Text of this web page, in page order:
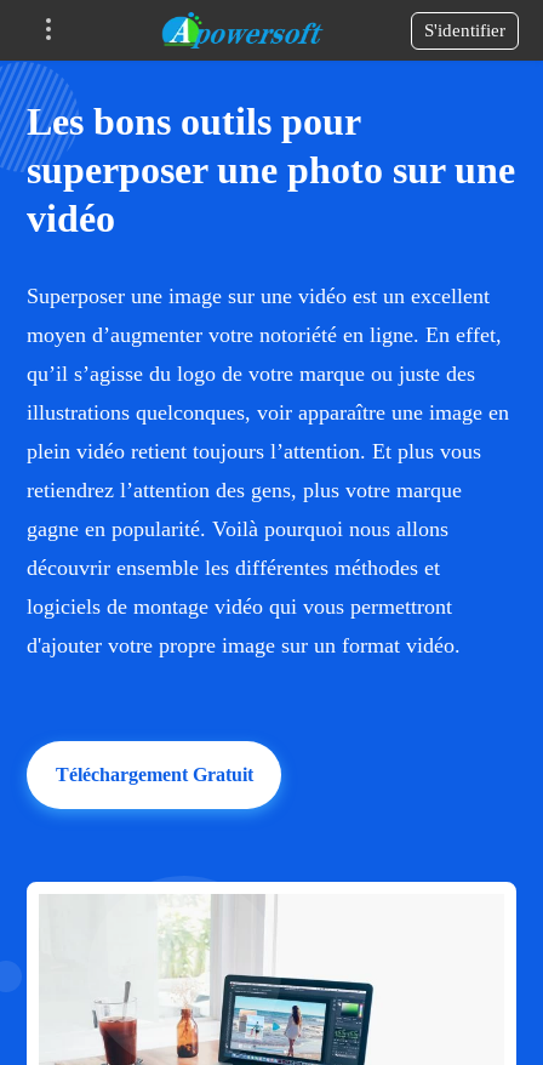
S'identifier
Les bons outils pour
superposer une photo sur une
vidéo
Superposer une image sur une vidéo est un excellent
moyen d’augmenter votre notoriété en ligne. En effet,
qu’il s’agisse du logo de votre marque ou juste des
illustrations quelconques, voir apparaître une image en
plein vidéo retient toujours l’attention. Et plus vous
retiendrez l’attention des gens, plus votre marque
gagne en popularité. Voilà pourquoi nous allons
découvrir ensemble les différentes méthodes et
logiciels de montage vidéo qui vous permettront
d'ajouter votre propre image sur un format vidéo.
Téléchargement Gratuit